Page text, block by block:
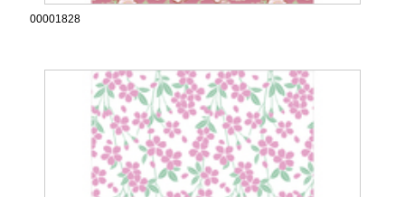
00001828